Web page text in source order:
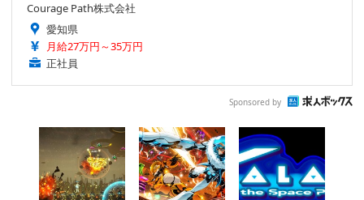
Courage Path株式会社
愛知県
月給27万円～35万円
正社員
Sponsored by